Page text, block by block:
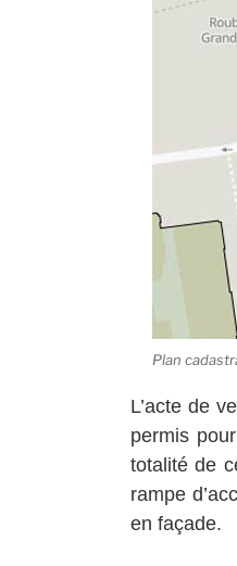
Plan
L’acte de
permis
totalité de
rampe
en façade.